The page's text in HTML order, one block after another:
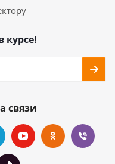
курсе!
связи